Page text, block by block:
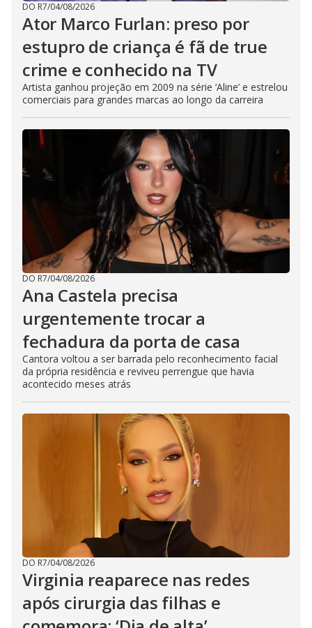
DO R7/04/08/2026
Ator Marco Furlan: preso por
estupro de criança é fã de true
crime e conhecido na TV
Artista ganhou projeção em 2009 na série ‘Aline’ e estrelou
comerciais para grandes marcas ao longo da carreira
DO R7/04/08/2026
Ana Castela precisa
urgentemente trocar a
fechadura da porta de casa
Cantora voltou a ser barrada pelo reconhecimento facial
da própria residência e reviveu perrengue que havia
acontecido meses atrás
DO R7/04/08/2026
Virginia reaparece nas redes
após cirurgia das filhas e